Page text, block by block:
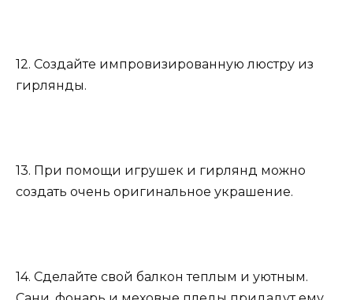
12. Создайте импровизированную люстру из
гирлянды.
13. При помощи игрушек и гирлянд можно
создать очень оригинальное украшение.
14. Сделайте свой балкон теплым и уютным.